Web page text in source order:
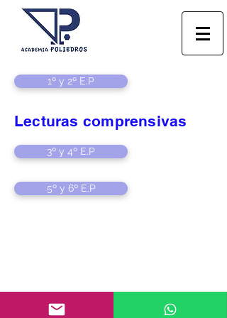
1º y 2º E.P
Lecturas comprensivas
3º y 4º E.P
5º y 6º E.P